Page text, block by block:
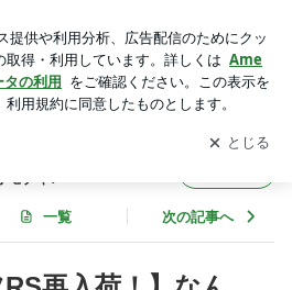
【わたるんチャンネル】わたるるる
1オモチャ♪
ブログの更新通知
を受け取りまし
開く
モチャ♪
一覧 次の記事へ